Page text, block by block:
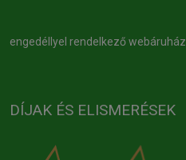
engedéllyel rendelkező webáruház
DÍJAK ÉS ELISMERÉSEK